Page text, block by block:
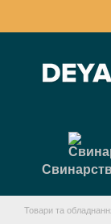
Товари та